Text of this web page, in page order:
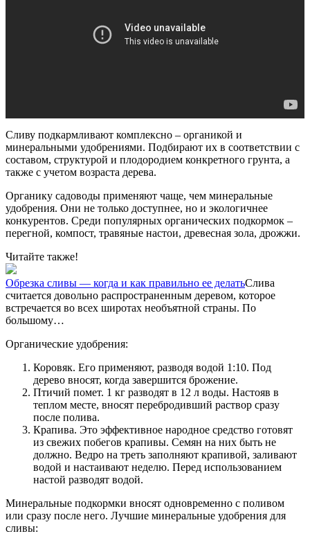
Сливу подкармливают комплексно – органикой и
минеральными удобрениями. Подбирают их в соответствии с
составом, структурой и плодородием конкретного грунта, а
также с учетом возраста дерева.
Органику садоводы применяют чаще, чем минеральные
удобрения. Они не только доступнее, но и экологичнее
конкурентов. Среди популярных органических подкормок –
перегной, компост, травяные настои, древесная зола, дрожжи.
Читайте также!
Обрезка сливы — когда и как правильно ее делатьСлива
считается довольно распространенным деревом, которое
встречается во всех широтах необъятной страны. По
большому…
Органические удобрения:
Коровяк. Его применяют, разводя водой 1:10. Под
дерево вносят, когда завершится брожение.
Птичий помет. 1 кг разводят в 12 л воды. Настояв в
теплом месте, вносят перебродивший раствор сразу
после полива.
Крапива. Это эффективное народное средство готовят
из свежих побегов крапивы. Семян на них быть не
должно. Ведро на треть заполняют крапивой, заливают
водой и настаивают неделю. Перед использованием
настой разводят водой.
Минеральные подкормки вносят одновременно с поливом
или сразу после него. Лучшие минеральные удобрения для
сливы: